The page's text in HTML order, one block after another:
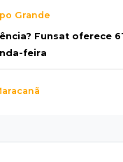
Grande
Funsat oferece
feira